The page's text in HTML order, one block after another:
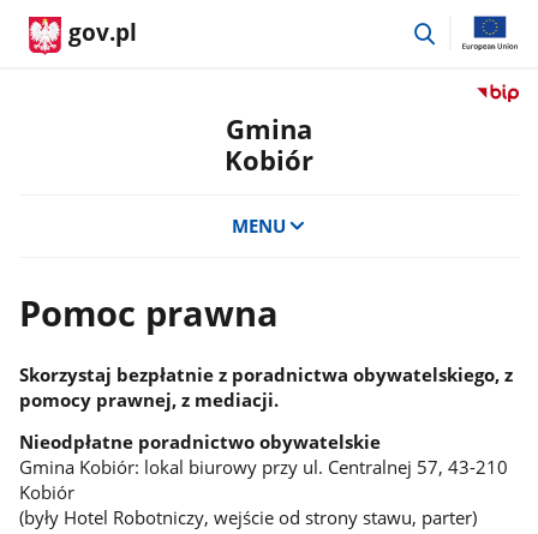
gov.pl
przejdź
Przejdź
Gmina
Kobiór
MENU
Pomoc prawna
Skorzystaj bezpłatnie z poradnictwa obywatelskiego, z
pomocy prawnej, z mediacji.
Nieodpłatne poradnictwo obywatelskie
Gmina Kobiór: lokal biurowy przy ul. Centralnej 57, 43-210
Kobiór
(były Hotel Robotniczy, wejście od strony stawu, parter)